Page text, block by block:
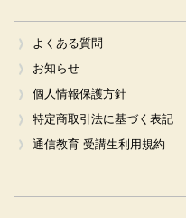
よくある質問
お知らせ
個人情報保護方針
特定商取引法に基づく表記
通信教育 受講生利用規約